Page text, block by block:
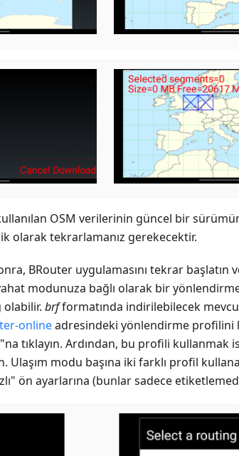
OSM verilerinin güncel bir
olarak tekrarlamanız gerekecektir.
BRouter uygulamasını tekrar başlatın
modunuza bağlı olarak bir
brfformatında indirilebilecek
onlineadresindeki yönlendirme profilini
tıklayın. Ardından, bu profili kullanmak
Ulaşım modu başına iki farklı profil
ön ayarlarına (bunlar sadece